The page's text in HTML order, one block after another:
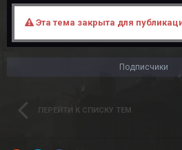
Эта тема закрыта для
Подписчики
ПЕРЕЙТИ К СПИСКУ ТЕМ